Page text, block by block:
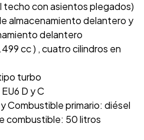
techo con asientos plegados)
almacenamiento delantero y
delantero
cc ) , cuatro cilindros en
turbo
D y C
Combustible primario: diésel
combustible: 50 litros